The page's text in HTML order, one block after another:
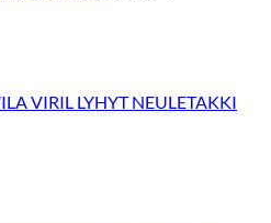
VIRIL LYHYT NEULETAKKI